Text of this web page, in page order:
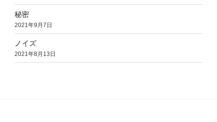
秘密
2021年9月7日
ノイズ
2021年8月13日